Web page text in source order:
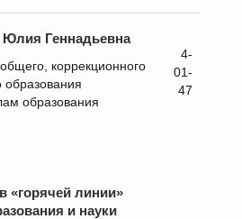
Юлия Геннадьевна
коррекционного
образования
образования
4-
01-
47
«горячей линии»
и науки